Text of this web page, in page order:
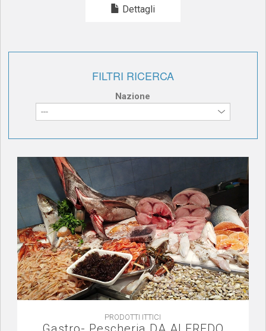
Dettagli
FILTRI RICERCA
Nazione
PRODOTTI ITTICI